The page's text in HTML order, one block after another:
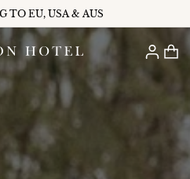
TO EU, USA & AUS